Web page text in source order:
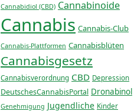
Cannabidiol (CBD) Cannabinoide
Cannabis Cannabis-Club
Cannabis-Plattformen Cannabisblüten
Cannabisgesetz
Cannabisverordnung CBD Depression
DeutschesCannabisPortal Dronabinol
Genehmigung Jugendliche Kinder